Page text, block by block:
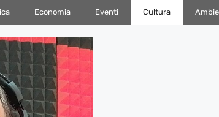
Economia Eventi Cultura